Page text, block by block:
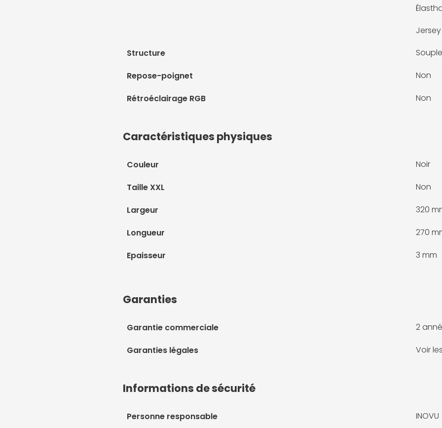
Jersey
Structure
Souple
Repose-poignet Non
Rétroéclairage RGB Non
Caractéristiques physiques
Couleur Noir
Taille XXL Non
Largeur 320
Longueur 270
Epaisseur 3 mm
Garanties
Garantie commerciale 2
Garanties légales Voir
Informations de sécurité
Personne responsable INOVU